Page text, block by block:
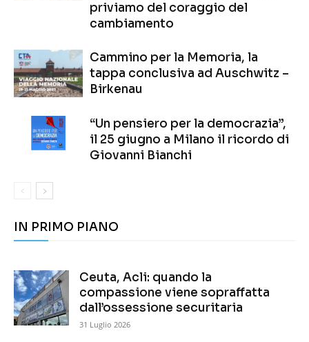
priviamo del coraggio del
cambiamento
Cammino per la Memoria, la
tappa conclusiva ad Auschwitz –
Birkenau
“Un pensiero per la democrazia”,
il 25 giugno a Milano il ricordo di
Giovanni Bianchi
IN PRIMO PIANO
Ceuta, Acli: quando la
compassione viene sopraffatta
dall’ossessione securitaria
31 Luglio 2026